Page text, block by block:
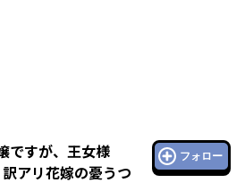
ですが、王女様
訳アリ花嫁の憂うつ
フォロー